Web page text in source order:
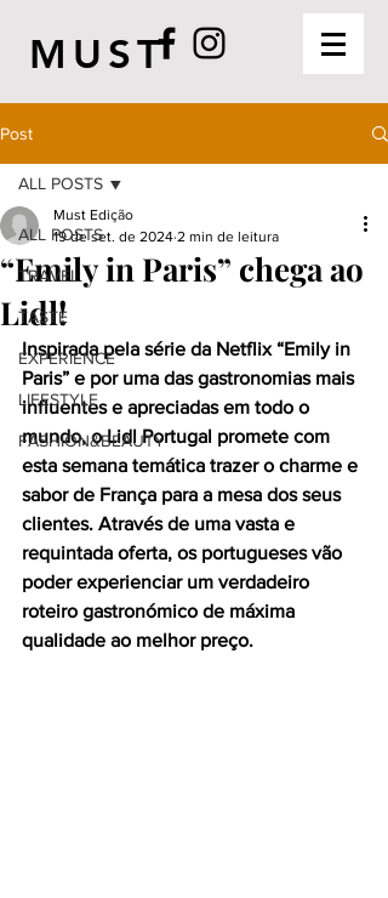
MUST
Post
ALL POSTS
TRAVEL
TASTE
EXPERIENCE
LIFESTYLE
FASHION&BEAUTY
ALL POSTS
“Emily in Paris” chega ao
Lidl!
Must Edição
19 de set. de 2024 2 min de leitura
Inspirada pela série da Netflix “Emily in
Paris” e por uma das gastronomias mais
influentes e apreciadas em todo o
mundo, o Lidl Portugal promete com
esta semana temática trazer o charme e
sabor de França para a mesa dos seus
clientes. Através de uma vasta e
requintada oferta, os portugueses vão
poder experienciar um verdadeiro
roteiro gastronómico de máxima
qualidade ao melhor preço.